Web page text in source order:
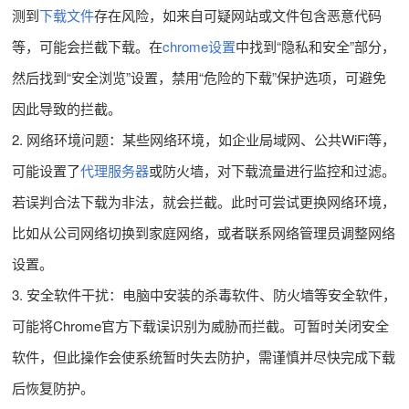
测到下载文件存在风险，如来自可疑网站或文件包含恶意代码
等，可能会拦截下载。在chrome设置中找到“隐私和安全”部分，
然后找到“安全浏览”设置，禁用“危险的下载”保护选项，可避免
因此导致的拦截。
2. 网络环境问题：某些网络环境，如企业局域网、公共WiFi等，
可能设置了代理服务器或防火墙，对下载流量进行监控和过滤。
若误判合法下载为非法，就会拦截。此时可尝试更换网络环境，
比如从公司网络切换到家庭网络，或者联系网络管理员调整网络
设置。
3. 安全软件干扰：电脑中安装的杀毒软件、防火墙等安全软件，
可能将Chrome官方下载误识别为威胁而拦截。可暂时关闭安全
软件，但此操作会使系统暂时失去防护，需谨慎并尽快完成下载
后恢复防护。